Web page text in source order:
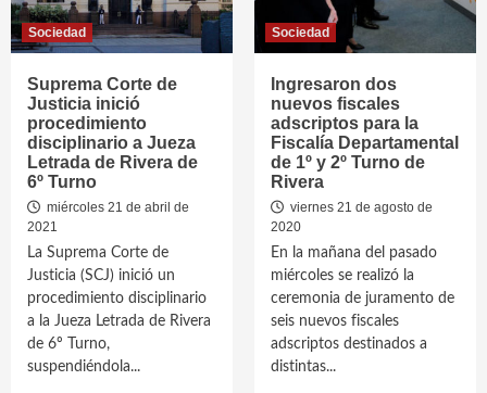
Sociedad
Suprema Corte de
Justicia inició
procedimiento
disciplinario a Jueza
Letrada de Rivera de
6º Turno
miércoles 21 de abril de
2021
La Suprema Corte de
Justicia (SCJ) inició un
procedimiento disciplinario
a la Jueza Letrada de Rivera
de 6º Turno,
suspendiéndola...
Sociedad
Ingresaron dos
nuevos fiscales
adscriptos para la
Fiscalía Departamental
de 1º y 2º Turno de
Rivera
viernes 21 de agosto de
2020
En la mañana del pasado
miércoles se realizó la
ceremonia de juramento de
seis nuevos fiscales
adscriptos destinados a
distintas...